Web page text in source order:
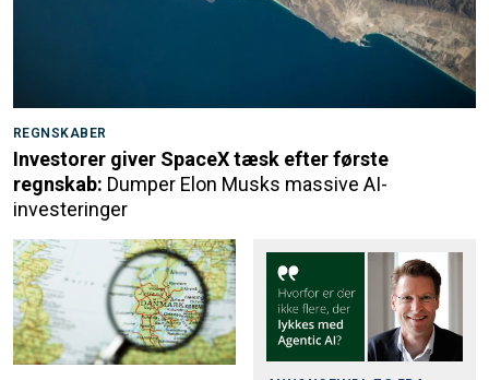
REGNSKABER
Investorer giver SpaceX tæsk efter første
regnskab: Dumper Elon Musks massive AI-
investeringer